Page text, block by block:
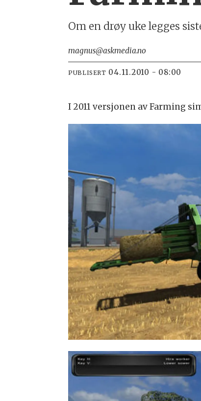
Om en drøy uke legges
magnus@askmedia.no
PUBLISERT 04.11.2010 - 08:00
I 2011 versjonen av Farming